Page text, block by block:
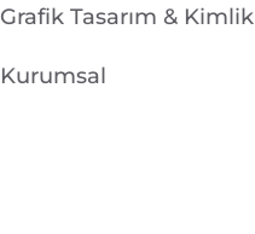
Grafik Tasarım & Kimlik
Kurumsal